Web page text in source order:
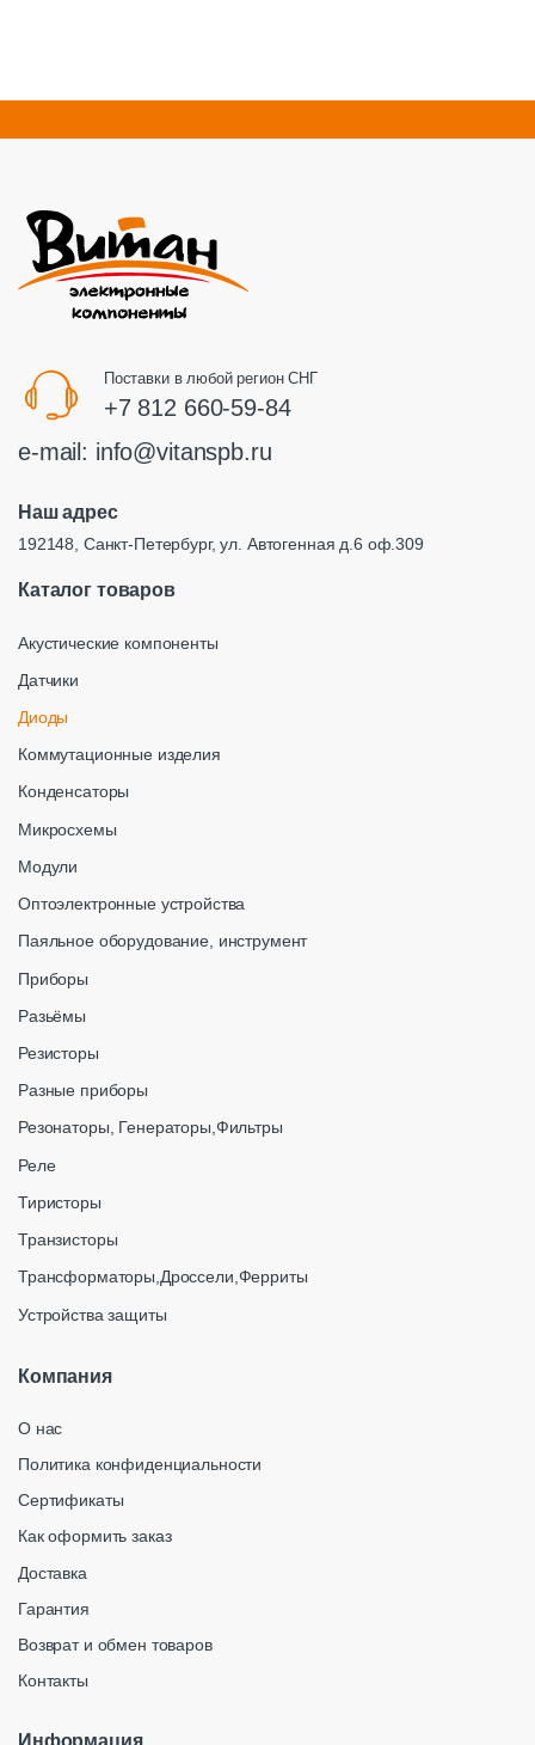
Поставки в любой регион СНГ
+7 812 660-59-84
e-mail: info@vitanspb.ru
Наш адрес
192148, Санкт-Петербург, ул. Автогенная д.6 оф.309
Каталог товаров
Акустические компоненты
Датчики
Диоды
Коммутационные изделия
Конденсаторы
Микросхемы
Модули
Оптоэлектронные устройства
Паяльное оборудование, инструмент
Приборы
Разьёмы
Резисторы
Разные приборы
Резонаторы, Генераторы,Фильтры
Реле
Тиристоры
Транзисторы
Трансформаторы,Дроссели,Ферриты
Устройства защиты
Компания
О нас
Политика конфиденциальности
Сертификаты
Как оформить заказ
Доставка
Гарантия
Возврат и обмен товаров
Контакты